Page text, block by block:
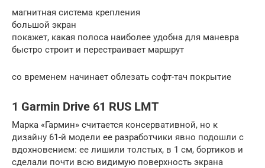
магнитная система крепления
большой экран
покажет, какая полоса наиболее удобна для маневра
быстро строит и перестраивает маршрут
со временем начинает облезать софт-тач покрытие
1 Garmin Drive 61 RUS LMT
Марка «Гармин» считается консервативной, но к
дизайну 61-й модели ее разработчики явно подошли с
вдохновением: ее лишили толстых, в 1 см, бортиков и
сделали почти всю видимую поверхность экрана